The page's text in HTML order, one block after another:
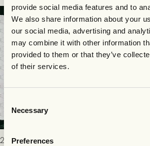
provide social media features and to
We also share information about your
our social media, advertising and
may combine it with other information
provided to them or that they’ve
of their services.
Selection
Necessary
Preferences
2026-07-29 9:15